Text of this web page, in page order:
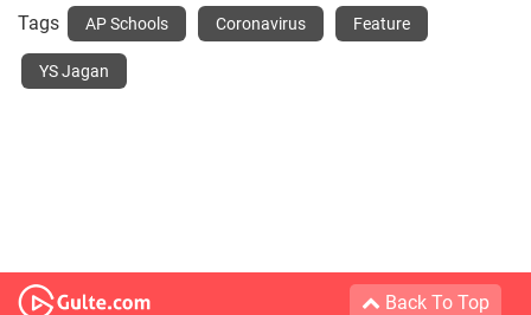
Tags AP Schools Coronavirus Feature
YS Jagan
Back To Top